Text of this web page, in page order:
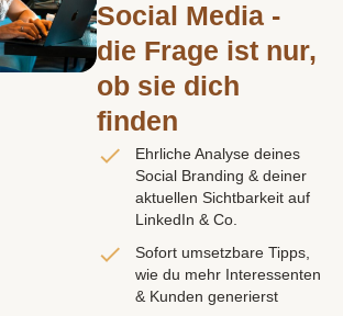
Social Media -
die Frage ist nur,
ob sie dich
finden
Ehrliche Analyse deines
Social Branding & deiner
aktuellen Sichtbarkeit auf
LinkedIn & Co.
Sofort umsetzbare Tipps,
wie du mehr Interessenten
& Kunden generierst